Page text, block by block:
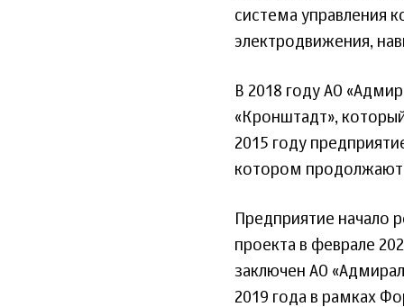
система управления
электродвижения,
В 2018 году АО
«Кронштадт»,
2015 году
котором
Предприятие начало
проекта в феврале
заключен АО
2019 года в рамках